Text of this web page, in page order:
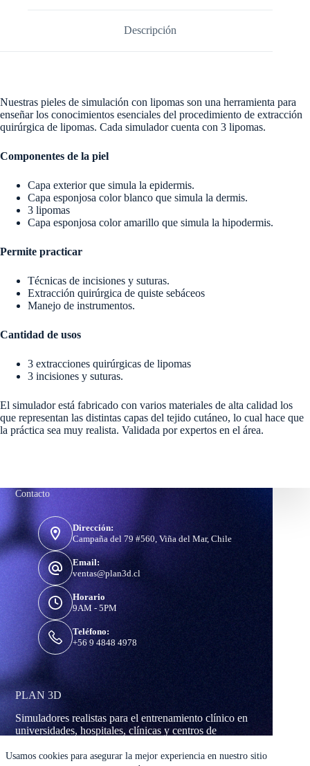
Usamos cookies para asegurar la mejor experiencia en nuestro sitio
Descripción
Nuestras pieles de simulación con lipomas son una herramienta para
enseñar los conocimientos esenciales del procedimiento de extracción
quirúrgica de lipomas. Cada simulador cuenta con 3 lipomas.
Componentes de la piel
Capa exterior que simula la epidermis.
Capa esponjosa color blanco que simula la dermis.
3 lipomas
Capa esponjosa color amarillo que simula la hipodermis.
Permite practicar
Técnicas de incisiones y suturas.
Extracción quirúrgica de quiste sebáceos
Manejo de instrumentos.
Cantidad de usos
3 extracciones quirúrgicas de lipomas
3 incisiones y suturas.
El simulador está fabricado con varios materiales de alta calidad los
que representan las distintas capas del tejido cutáneo, lo cual hace que
la práctica sea muy realista. Validada por expertos en el área.
Contacto
Dirección:
Campaña del 79 #560, Viña del Mar, Chile
Email:
ventas@plan3d.cl
Horario
9AM - 5PM
Teléfono:
+56 9 4848 4978
PLAN 3D
Simuladores realistas para el entrenamiento clínico en
universidades, hospitales, clínicas y centros de
Copyright © 2026 - PLAN 3D Simulators